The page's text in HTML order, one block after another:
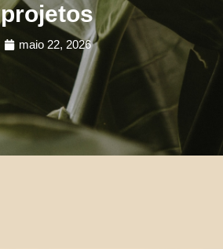
projetos
maio 22, 2026